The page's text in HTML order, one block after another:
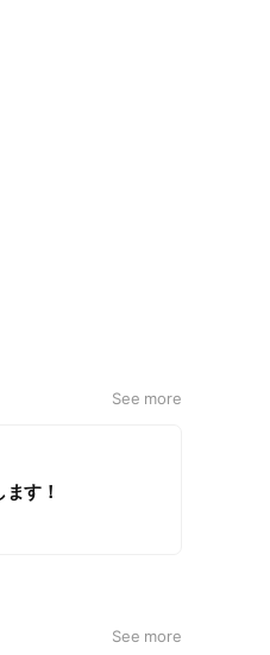
See more
す！
See more